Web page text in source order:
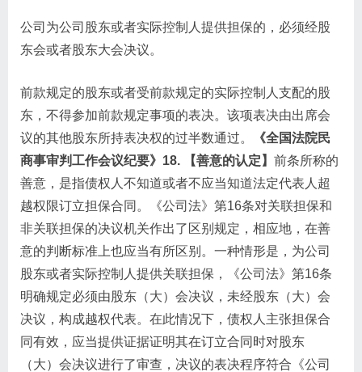
公司为公司股东或者实际控制人提供担保的，必须经股
东会或者股东大会决议。
前款规定的股东或者受前款规定的实际控制人支配的股
东，不得参加前款规定事项的表决。该项表决由出席会
议的其他股东所持表决权的过半数通过。
《全国法院民
商事审判工作会议纪要》 18. 【善意的认定】 前条所称的
善意，是指债权人不知道或者不应当知道法定代表人超
越权限订立担保合同。《公司法》第16条对关联担保和
非关联担保的决议机关作出了区别规定，相应地，在善
意的判断标准上也应当有所区别。一种情形是，为公司
股东或者实际控制人提供关联担保，《公司法》第16条
明确规定必须由股东（大）会决议，未经股东（大）会
决议，构成越权代表。在此情况下，债权人主张担保合
同有效，应当提供证据证明其在订立合同时对股东
（大）会决议进行了审查，决议的表决程序符合《公司